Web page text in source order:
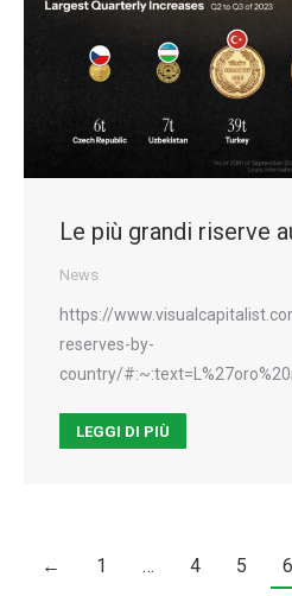
Le più grandi riserve
News
https://
reserves-by-
country/
LEGGI DI PIÙ
← 1 … 4 5 6